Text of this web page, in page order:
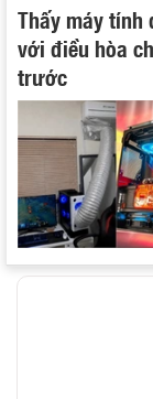
Thấy máy tính
với điều hòa
trước